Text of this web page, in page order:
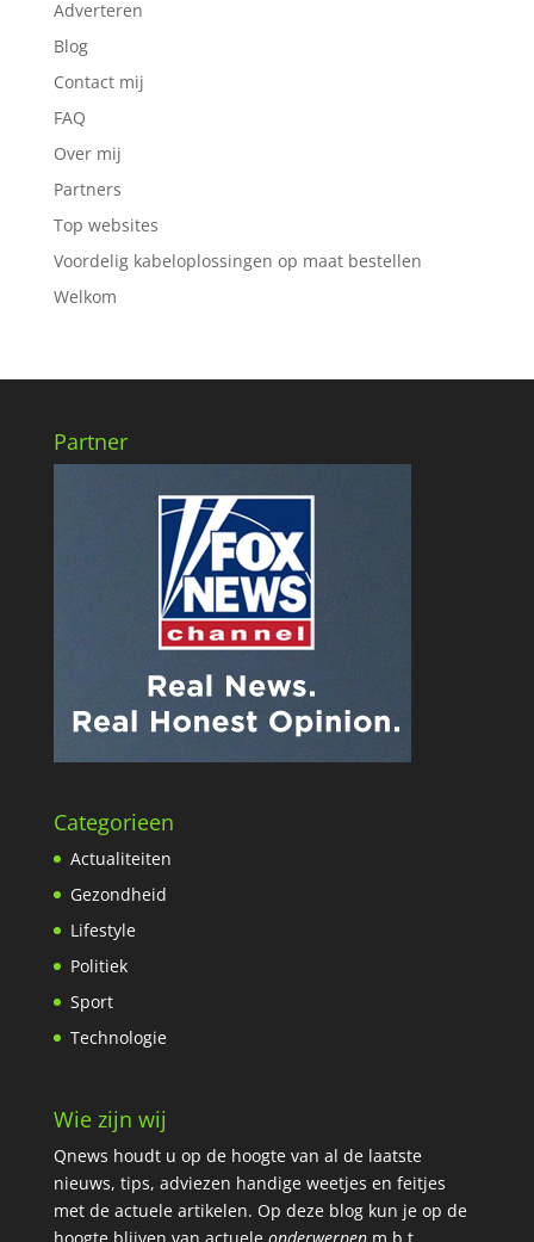
Adverteren
Blog
Contact mij
FAQ
Over mij
Partners
Top websites
Voordelig kabeloplossingen op maat bestellen
Welkom
Partner
Categorieen
Actualiteiten
Gezondheid
Lifestyle
Politiek
Sport
Technologie
Wie zijn wij
Qnews houdt u op de hoogte van al de laatste
nieuws, tips, adviezen handige weetjes en feitjes
met de actuele artikelen. Op deze blog kun je op de